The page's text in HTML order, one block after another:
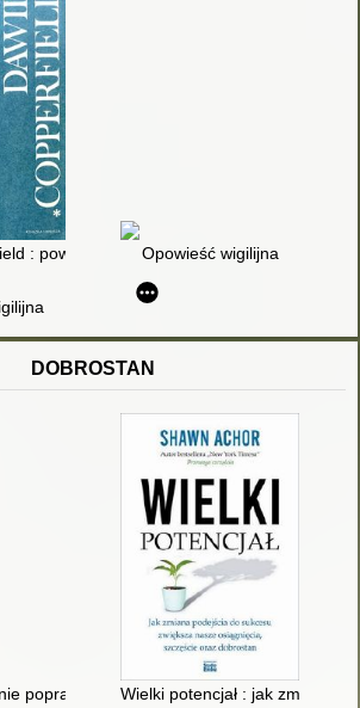
: powieść. T. 2 Opowieść wigilijna
DOBROSTAN
poprawić nastrój : awaryjne sposoby na
Wielki potencjał : jak zmiana